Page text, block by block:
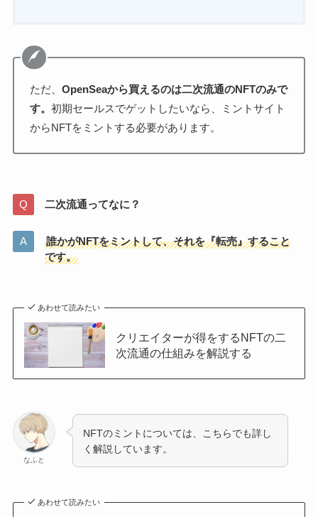
ただ、OpenSeaから買えるのは二次流通のNFTのみで
す。初期セールスでゲットしたいなら、ミントサイト
からNFTをミントする必要があります。
二次流通ってなに？
誰かがNFTをミントして、それを『転売』すること
です。
あわせて読みたい
クリエイターが得をするNFTの二
次流通の仕組みを解説する
なふと
NFTのミントについては、こちらでも詳し
く解説しています。
あわせて読みたい